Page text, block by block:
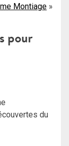
Montiage
pour
du